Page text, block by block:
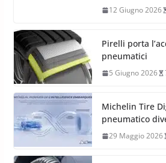
12 Giugno 2026
Pirelli porta
pneumatici
5 Giugno 2026
Michelin Tire
pneumatico
29 Maggio 2026